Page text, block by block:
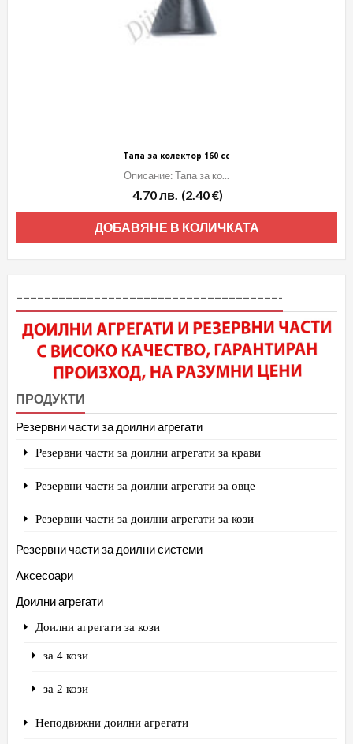
Тапа за колектор 160 cc
Описание: Тапа за ко...
4.70лв. (2.40 €)
ДОБАВЯНЕ В КОЛИЧКАТА
–––––––––––––––––––––––––––––––––––––-
ПРОДУКТИ
Резервни части за доилни агрегати
Резервни части за доилни агрегати за крави
Резервни части за доилни агрегати за овце
Резервни части за доилни агрегати за кози
Резервни части за доилни системи
Аксесоари
Доилни агрегати
Доилни агрегати за кози
за 4 кози
за 2 кози
Неподвижни доилни агрегати